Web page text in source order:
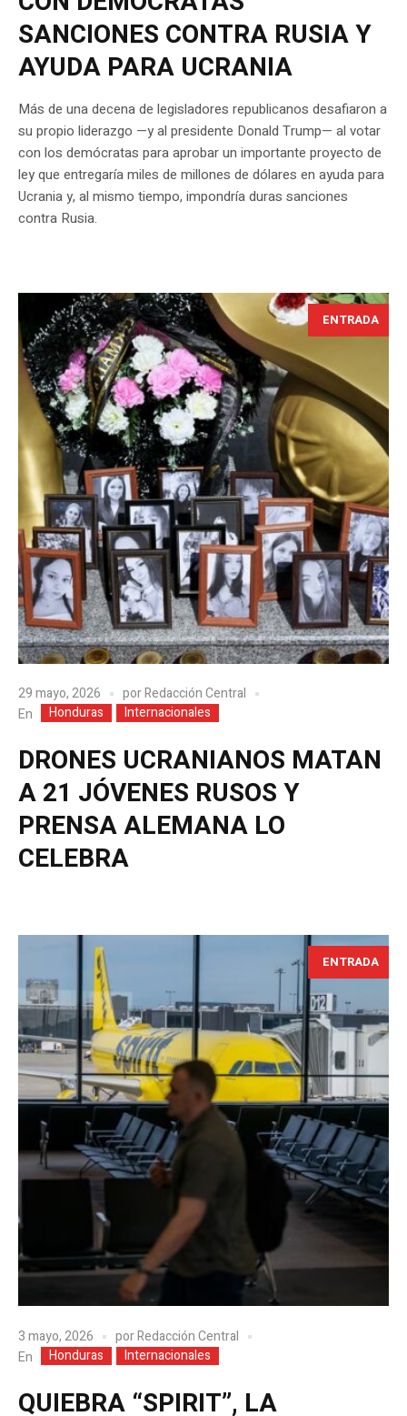
SANCIONES CONTRA RUSIA Y
AYUDA PARA UCRANIA
Más de una decena de legisladores republicanos desafiaron a
su propio liderazgo —y al presidente Donald Trump— al votar
con los demócratas para aprobar un importante proyecto de
ley que entregaría miles de millones de dólares en ayuda para
Ucrania y, al mismo tiempo, impondría duras sanciones
contra Rusia.
ENTRADA
29 mayo, 2026 porRedacción Central
En
Honduras Internacionales
DRONES UCRANIANOS MATAN
A 21 JÓVENES RUSOS Y
PRENSA ALEMANA LO
CELEBRA
ENTRADA
3 mayo, 2026 porRedacción Central
En
Honduras Internacionales
QUIEBRA “SPIRIT”, LA